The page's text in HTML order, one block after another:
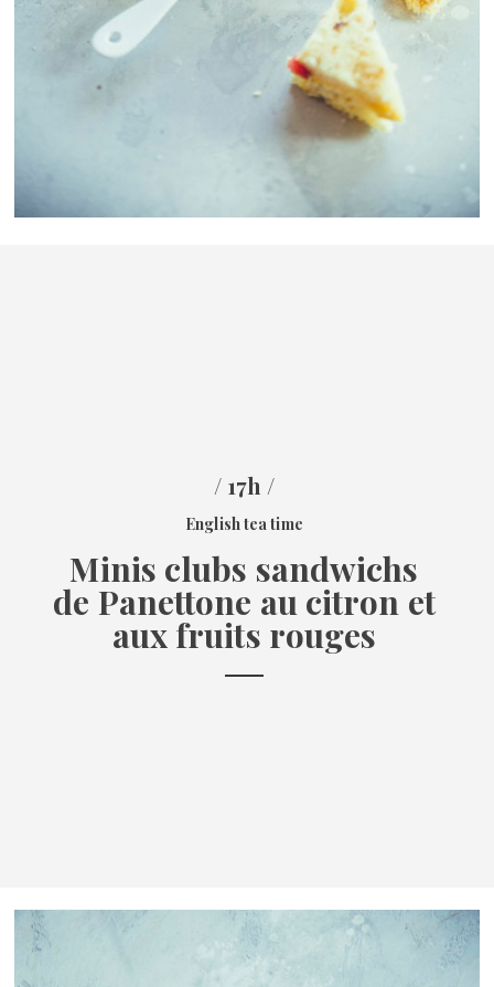
/ 17h /
English tea time
Minis clubs sandwichs
de Panettone au citron et
aux fruits rouges